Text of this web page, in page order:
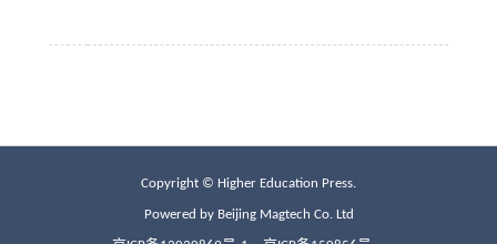
Copyright © Higher Education Press.
Powered by Beijing Magtech Co. Ltd